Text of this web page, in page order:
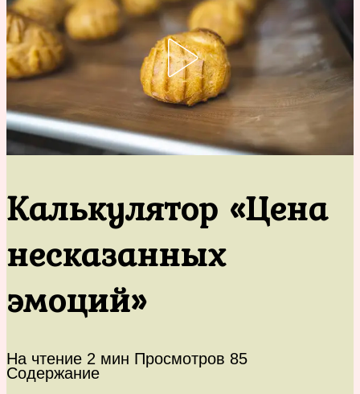
Калькулятор «Цена
несказанных
эмоций»
На чтение 2 мин Просмотров 85
Содержание